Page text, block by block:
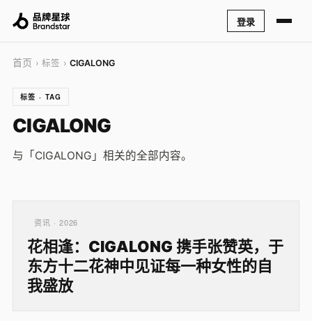
登录
首页 › 标签 › CIGALONG
标签 · TAG
CIGALONG
与「CIGALONG」相关的全部内容。
资讯 · 2026
花相逢：CIGALONG 携手张赞英，于
东方十二花神中见证每一种女性的自
我盛放